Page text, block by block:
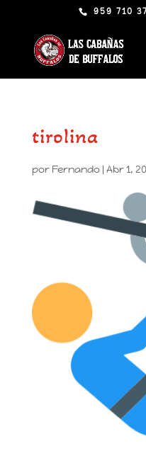
959 710
tirolina
por Fernando| Abr 1,